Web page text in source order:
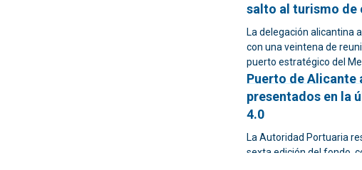
salto al turismo de
La delegación alicantina
con una veintena de
puerto estratégico del
Puerto de Alicante
presentados en la
4.0
La Autoridad Portuaria
sexta edición del fondo,